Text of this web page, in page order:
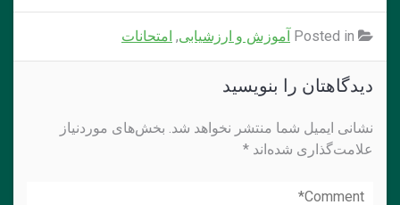
آموزش و ارزشیابی, امتحانات
دیدگاهتان را بنویسید
نشانی ایمیل شما منتشر نخواهد شد. بخش‌های موردنیاز
علامت‌گذاری شده‌اند *